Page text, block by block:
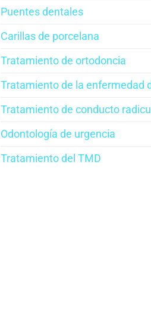
Puentes dentales
Carillas de porcelana
Tratamiento de ortodoncia
Tratamiento de la enfermedad
Tratamiento de conducto
Odontología de urgencia
Tratamiento del TMD